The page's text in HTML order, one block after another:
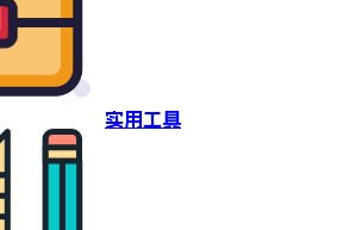
实用工具